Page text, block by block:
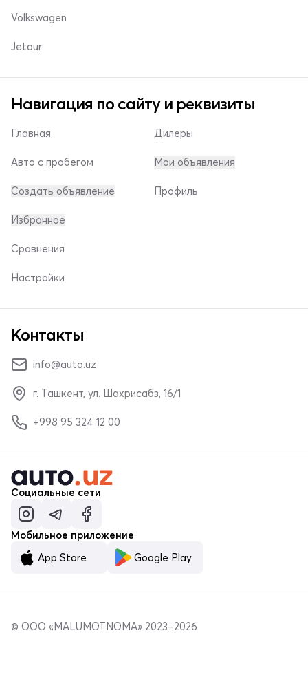
Volkswagen
Jetour
Навигация по сайту и реквизиты
Главная
Авто с пробегом
Создать объявление
Дилеры
Мои объявления
Профиль
Избранное
Сравнения
Настройки
Контакты
info@auto.uz
г. Ташкент, ул. Шахрисабз, 16/1
+998 95 324 12 00
Социальные сети
Мобильное приложение
App Store
Google Play
© ООО «MALUMOTNOMA» 2023–2026